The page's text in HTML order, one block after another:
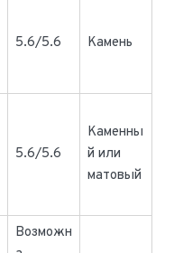
5.6/5.6 Камень
5.6/5.6
Каменны
й или
матовый
Возможн